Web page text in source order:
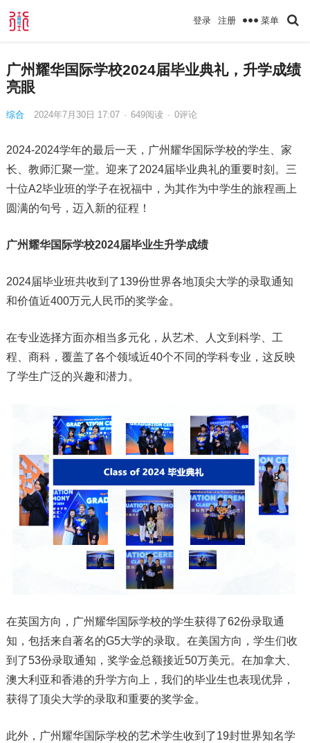
登录 注册 菜单
广州耀华国际学校2024届毕业典礼，升学成绩
亮眼
综合 2024年7月30日 17:07 · 649阅读 · 0评论
2024-2024学年的最后一天，广州耀华国际学校的学生、家
长、教师汇聚一堂。迎来了2024届毕业典礼的重要时刻。三
十位A2毕业班的学子在祝福中，为其作为中学生的旅程画上
圆满的句号，迈入新的征程！
广州耀华国际学校2024届毕业生升学成绩
2024届毕业班共收到了139份世界各地顶尖大学的录取通知
和价值近400万元人民币的奖学金。
在专业选择方面亦相当多元化，从艺术、人文到科学、工
程、商科，覆盖了各个领域近40个不同的学科专业，这反映
了学生广泛的兴趣和潜力。
在英国方向，广州耀华国际学校的学生获得了62份录取通
知，包括来自著名的G5大学的录取。在美国方向，学生们收
到了53份录取通知，奖学金总额接近50万美元。在加拿大、
澳大利亚和香港的升学方向上，我们的毕业生也表现优异，
获得了顶尖大学的录取和重要的奖学金。
此外，广州耀华国际学校的艺术学生收到了19封世界知名学